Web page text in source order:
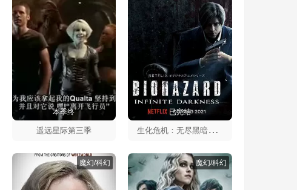
本季终
遥远星际第三季
已完结
生
化危机：无尽黑暗第一季
魔幻/科幻 魔幻/科幻